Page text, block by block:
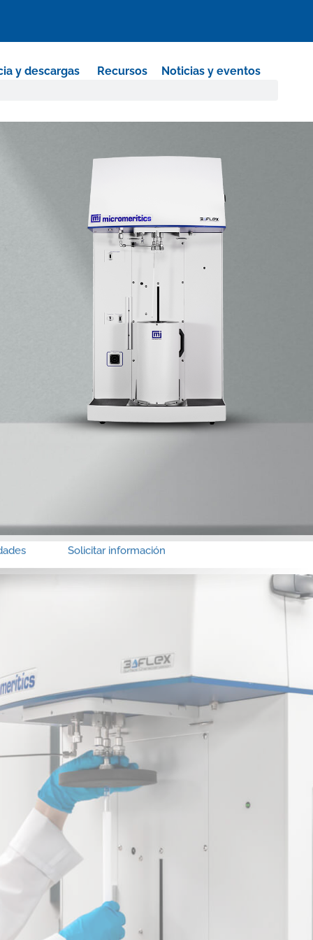
y descargas Recursos Noticias y eventos
Solicitar información